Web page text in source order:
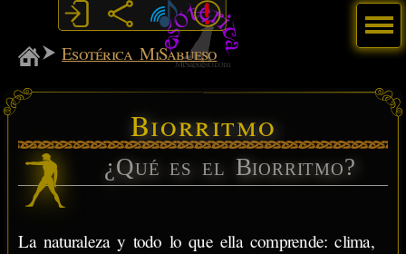
MiSabueso
Esotérica MiSabueso
Biorritmo
¿Qué es el Biorritmo?
La naturaleza y todo lo que ella comprende: clima,
Menú